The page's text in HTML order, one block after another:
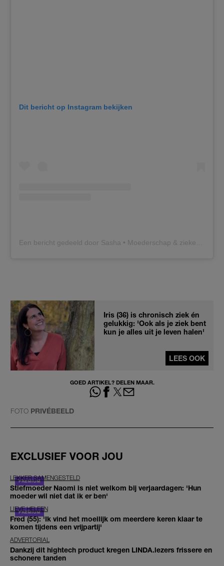
Dit bericht op Instagram bekijken
Een bericht gedeeld door Sasha • Moederschap & ziekenhuis leven (@mamainhaarsas)
Iris (36) is chronisch ziek én
gelukkig: 'Ook als je ziek bent
kun je alles uit je leven halen'
LEES OOK
GOED ARTIKEL? DELEN MAAR.
FOTO PRIVÉBEELD
EXCLUSIEF VOOR JOU
LEKKER SAMENGESTELD
Stiefmoeder Naomi is niet welkom bij verjaardagen: 'Hun
moeder wil niet dat ik er ben'
LIEVE HELEEN
Fred (55): 'Ik vind het moeilijk om meerdere keren klaar te
komen tijdens een vrijpartij'
ADVERTORIAL
Dankzij dit hightech product kregen LINDA.lezers frissere en
schonere tanden